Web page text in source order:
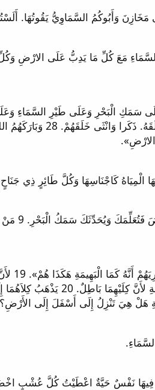
سَمَكِ الْبَحْرِ وَعَلَى طَيْرِ السَّمَاءِ
الارْضِ». 27 فَخَلَقَ
18
كَمَوْتِ ذَاكَ وَنَسَمَةٌ وَاحِدَةٌ